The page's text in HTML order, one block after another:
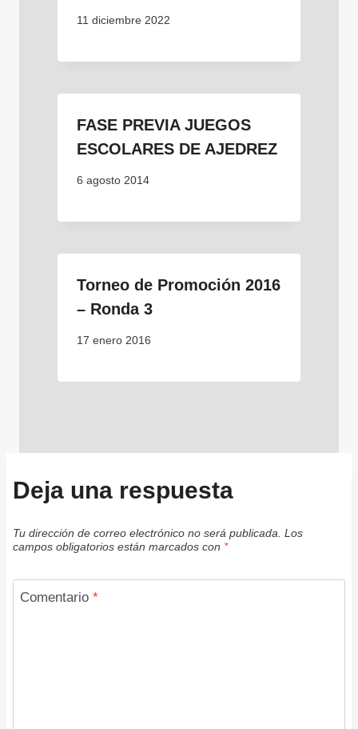
11 diciembre 2022
FASE PREVIA JUEGOS
ESCOLARES DE AJEDREZ
6 agosto 2014
Torneo de Promoción 2016
– Ronda 3
17 enero 2016
Deja una respuesta
Tu dirección de correo electrónico no será publicada. Los
campos obligatorios están marcados con *
Comentario *